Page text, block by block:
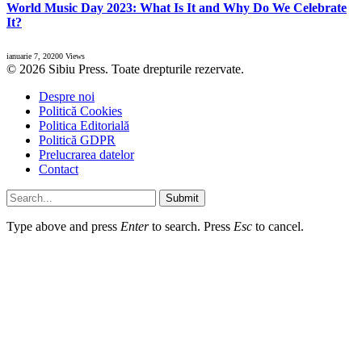
World Music Day 2023: What Is It and Why Do We Celebrate
It?
ianuarie 7, 20200 Views
© 2026 Sibiu Press. Toate drepturile rezervate.
Despre noi
Politică Cookies
Politica Editorială
Politică GDPR
Prelucrarea datelor
Contact
Submit
Type above and press Enterto search. Press Esc to cancel.